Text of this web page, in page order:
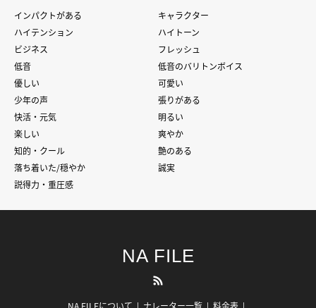
インパクトがある
キャラクター
ハイテンション
ハイトーン
ビジネス
フレッシュ
低音
低音のバリトンボイス
優しい
可愛い
少年の声
張りがある
快活・元気
明るい
楽しい
爽やか
知的・クール
艶のある
落ち着いた/穏やか
誠実
説得力・重圧感
NA FILE